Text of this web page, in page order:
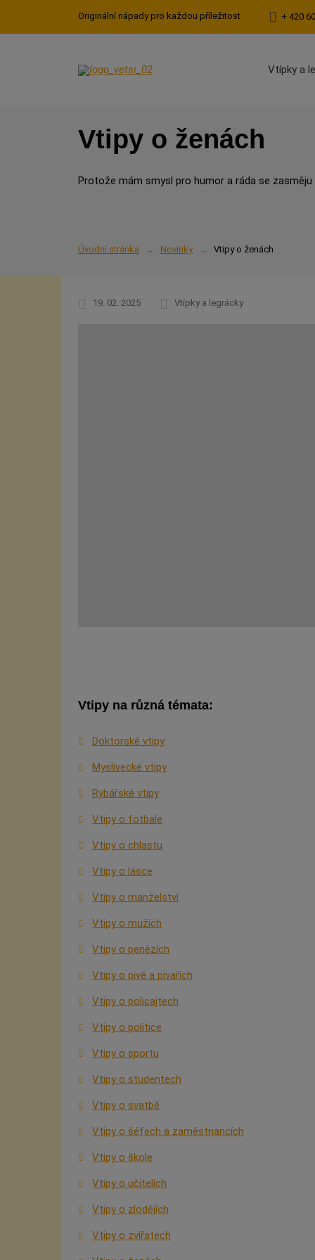
Originální nápady pro každou příležitost + 420
Vtípky a
Vtipy o ženách
Protože mám smysl pro humor a ráda se
Úvodní stránka Novinky Vtipy o ženách
19. 02. 2025 Vtípky a legrácky
Vtipy na různá témata:
Doktorské vtipy
Myslivecké vtipy
Rybářské vtipy
Vtipy o fotbale
Vtipy o chlastu
Vtipy o lásce
Vtipy o manželství
Vtipy o mužích
Vtipy o penězích
Vtipy o pivě a pivařích
Vtipy o policajtech
Vtipy o politice
Vtipy o sportu
Vtipy o studentech
Vtipy o svatbě
Vtipy o šéfech a zaměstnancích
Vtipy o škole
Vtipy o učitelích
Vtipy o zlodějích
Vtipy o zvířatech